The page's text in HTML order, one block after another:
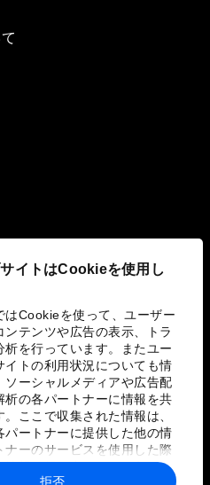
イトはCookieを使用し
はCookieを使って、ユーザー
ンテンツや広告の表示、トラ
析を行っています。またユー
イトの利用状況についても情
ソーシャルメディアや広告配
析の各パートナーに情報を共
ここで収集された情報は、
パートナーに提供した他の情
ナーのサービスを使用した際
情報と組み合わされ、各パー
拒否
み